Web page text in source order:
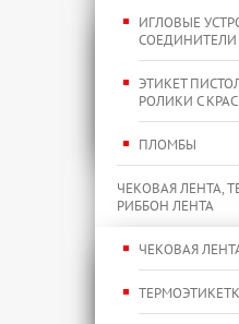
ИГЛОВЫЕ
СОЕДИНИТЕЛИ
ЭТИКЕТ
РОЛИКИ С
ПЛОМБЫ
ЧЕКОВАЯ ЛЕНТА,
РИББОН ЛЕНТА
ЧЕКОВАЯ